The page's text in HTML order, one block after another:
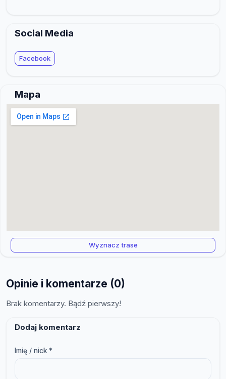
Social Media
Facebook
Mapa
Wyznacz trase
Opinie i komentarze (0)
Brak komentarzy. Bądź pierwszy!
Dodaj komentarz
Imię / nick *